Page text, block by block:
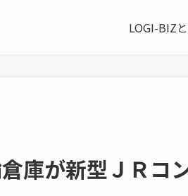
LOGI-BIZ
庫が新型ＪＲコ